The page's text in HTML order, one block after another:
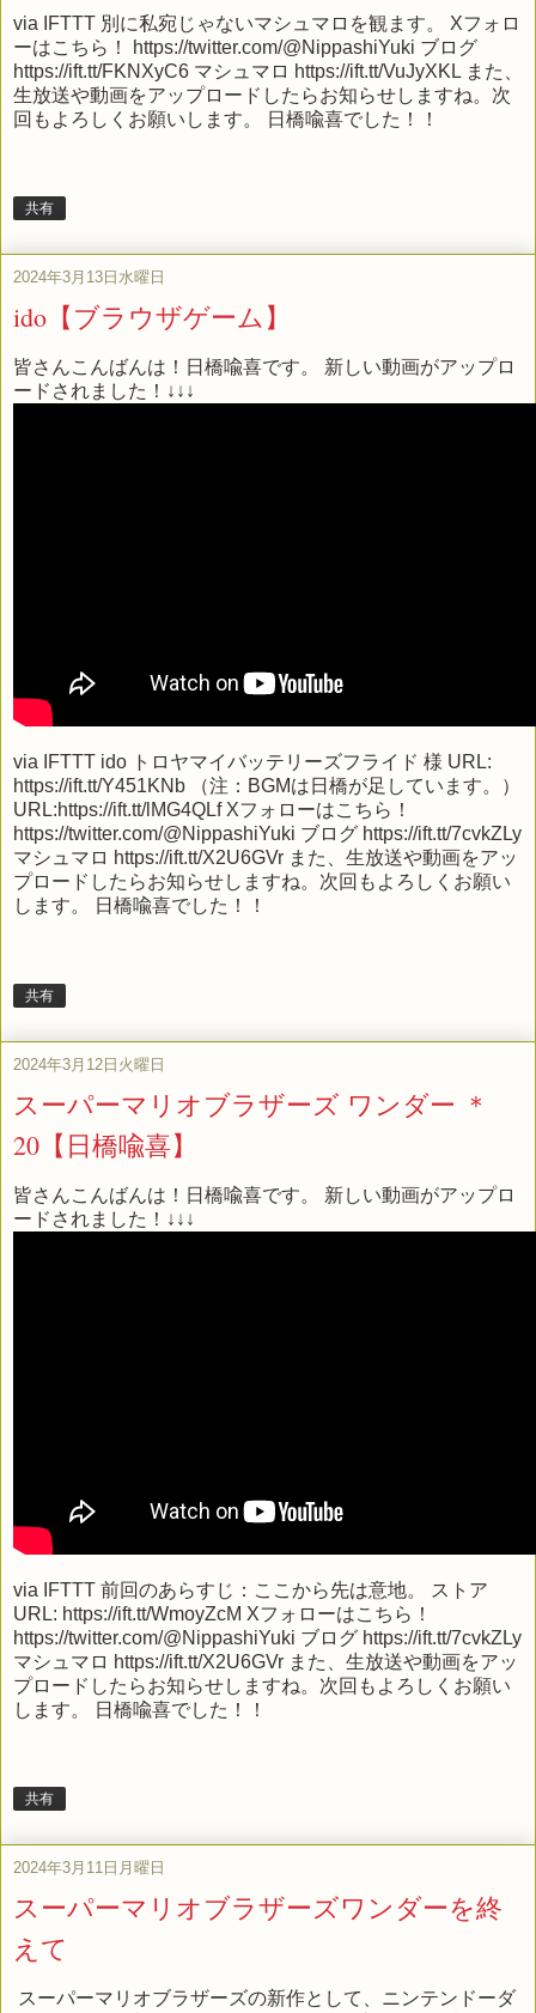
via IFTTT 別に私宛じゃないマシュマロを観ます。 Xフォロ
ーはこちら！ https://twitter.com/@NippashiYuki ブログ
https://ift.tt/FKNXyC6 マシュマロ https://ift.tt/VuJyXKL また、
生放送や動画をアップロードしたらお知らせしますね。次
回もよろしくお願いします。 日橋喩喜でした！！
共有
2024年3月13日水曜日
ido【ブラウザゲーム】
皆さんこんばんは！日橋喩喜です。 新しい動画がアップロ
ードされました！↓↓↓
via IFTTT ido トロヤマイバッテリーズフライド 様 URL:
https://ift.tt/Y451KNb （注：BGMは日橋が足しています。）
URL:https://ift.tt/lMG4QLf Xフォローはこちら！
https://twitter.com/@NippashiYuki ブログ https://ift.tt/7cvkZLy
マシュマロ https://ift.tt/X2U6GVr また、生放送や動画をアッ
プロードしたらお知らせしますね。次回もよろしくお願い
します。 日橋喩喜でした！！
共有
2024年3月12日火曜日
スーパーマリオブラザーズ ワンダー ＊
20【日橋喩喜】
皆さんこんばんは！日橋喩喜です。 新しい動画がアップロ
ードされました！↓↓↓
via IFTTT 前回のあらすじ：ここから先は意地。 ストア
URL: https://ift.tt/WmoyZcM Xフォローはこちら！
https://twitter.com/@NippashiYuki ブログ https://ift.tt/7cvkZLy
マシュマロ https://ift.tt/X2U6GVr また、生放送や動画をアッ
プロードしたらお知らせしますね。次回もよろしくお願い
します。 日橋喩喜でした！！
共有
2024年3月11日月曜日
スーパーマリオブラザーズワンダーを終
えて
スーパーマリオブラザーズの新作として、ニンテンドーダ